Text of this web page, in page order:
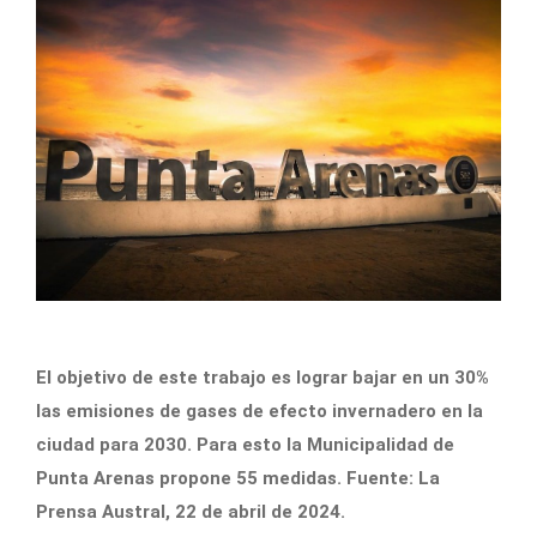
El objetivo de este trabajo es lograr bajar en un 30%
las emisiones de gases de efecto invernadero en la
ciudad para 2030. Para esto la Municipalidad de
Punta Arenas propone 55 medidas. Fuente: La
Prensa Austral, 22 de abril de 2024.